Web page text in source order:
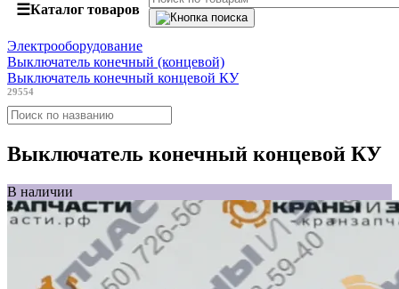
☰Каталог товаров
Электрооборудование
Выключатель конечный (концевой)
Выключатель конечный концевой КУ
29554
Выключатель конечный концевой КУ
В наличии